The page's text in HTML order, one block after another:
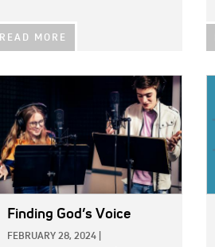
READ MORE
Finding God’s Voice
FEBRUARY 28, 2024